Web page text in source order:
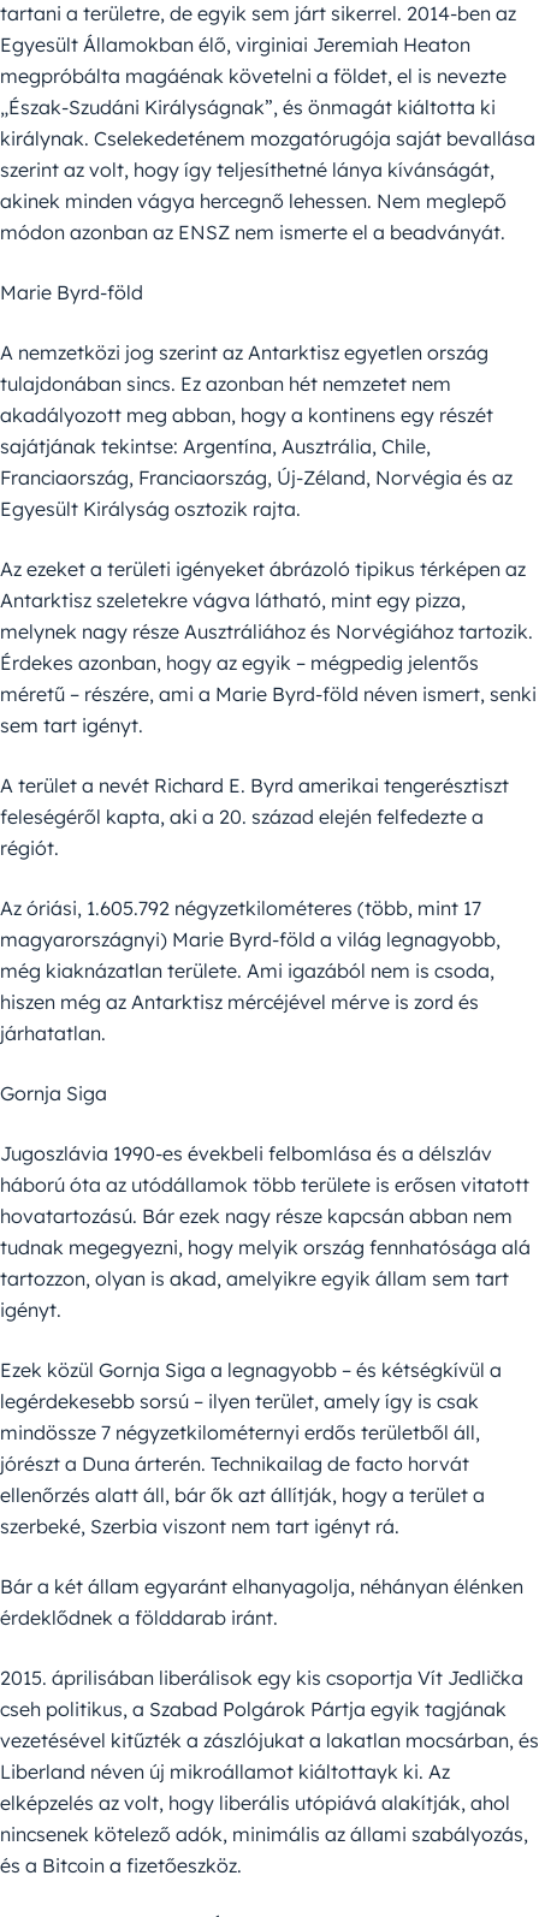
tartani a területre, de egyik sem járt sikerrel. 2014-ben az
Egyesült Államokban élő, virginiai Jeremiah Heaton
megpróbálta magáénak követelni a földet, el is nevezte
„Észak-Szudáni Királyságnak”, és önmagát kiáltotta ki
királynak. Cselekedeténem mozgatórugója saját bevallása
szerint az volt, hogy így teljesíthetné lánya kívánságát,
akinek minden vágya hercegnő lehessen. Nem meglepő
módon azonban az ENSZ nem ismerte el a beadványát.
Marie Byrd-föld
A nemzetközi jog szerint az Antarktisz egyetlen ország
tulajdonában sincs. Ez azonban hét nemzetet nem
akadályozott meg abban, hogy a kontinens egy részét
sajátjának tekintse: Argentína, Ausztrália, Chile,
Franciaország, Franciaország, Új-Zéland, Norvégia és az
Egyesült Királyság osztozik rajta.
Az ezeket a területi igényeket ábrázoló tipikus térképen az
Antarktisz szeletekre vágva látható, mint egy pizza,
melynek nagy része Ausztráliához és Norvégiához tartozik.
Érdekes azonban, hogy az egyik – mégpedig jelentős
méretű – részére, ami a Marie Byrd-föld néven ismert, senki
sem tart igényt.
A terület a nevét Richard E. Byrd amerikai tengerésztiszt
feleségéről kapta, aki a 20. század elején felfedezte a
régiót.
Az óriási, 1.605.792 négyzetkilométeres (több, mint 17
magyarországnyi) Marie Byrd-föld a világ legnagyobb,
még kiaknázatlan területe. Ami igazából nem is csoda,
hiszen még az Antarktisz mércéjével mérve is zord és
járhatatlan.
Gornja Siga
Jugoszlávia 1990-es évekbeli felbomlása és a délszláv
háború óta az utódállamok több területe is erősen vitatott
hovatartozású. Bár ezek nagy része kapcsán abban nem
tudnak megegyezni, hogy melyik ország fennhatósága alá
tartozzon, olyan is akad, amelyikre egyik állam sem tart
igényt.
Ezek közül Gornja Siga a legnagyobb – és kétségkívül a
legérdekesebb sorsú – ilyen terület, amely így is csak
mindössze 7 négyzetkilométernyi erdős területből áll,
jórészt a Duna árterén. Technikailag de facto horvát
ellenőrzés alatt áll, bár ők azt állítják, hogy a terület a
szerbeké, Szerbia viszont nem tart igényt rá.
Bár a két állam egyaránt elhanyagolja, néhányan élénken
érdeklődnek a földdarab iránt.
2015. áprilisában liberálisok egy kis csoportja Vít Jedlička
cseh politikus, a Szabad Polgárok Pártja egyik tagjának
vezetésével kitűzték a zászlójukat a lakatlan mocsárban, és
Liberland néven új mikroállamot kiáltottayk ki. Az
elképzelés az volt, hogy liberális utópiává alakítják, ahol
nincsenek kötelező adók, minimális az állami szabályozás,
és a Bitcoin a fizetőeszköz.